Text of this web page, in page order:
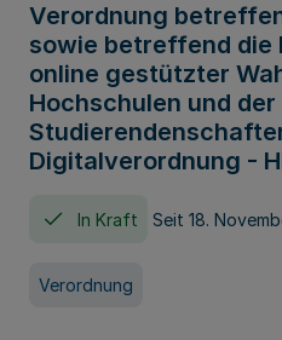
Verordnung
sowie betreffend die
online gestützter
Hochschulen und der
Digitalverordnung -
In Kraft Seit 18.
Verordnung